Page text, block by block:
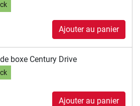
Ajouter au panier
boxe Century Drive
Ajouter au panier